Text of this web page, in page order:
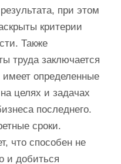
при этом
критерии
Также
труда заключается
определенные
целях и задачах
последнего.
сроки.
что способен не
и добиться